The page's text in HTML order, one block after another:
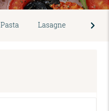
Pasta Lasagne Aufläufe